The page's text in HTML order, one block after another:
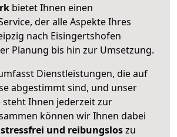
bietet Ihnen einen
der alle Aspekte Ihres
nach Eisingertshofen
Planung bis hin zur Umsetzung.
Dienstleistungen, die auf
abgestimmt sind, und unser
steht Ihnen jederzeit zur
können wir Ihnen dabei
stressfrei und reibungsloszu